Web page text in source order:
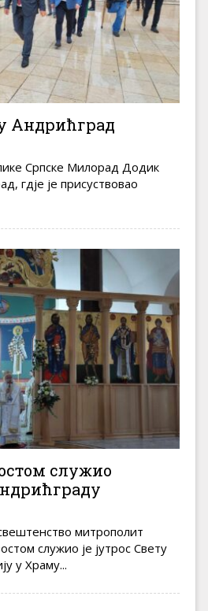
Андрићград
Српске Милорад Додик
гдје је присуствовао
служио
митрополит
служио је јутрос Свету
у Храму...